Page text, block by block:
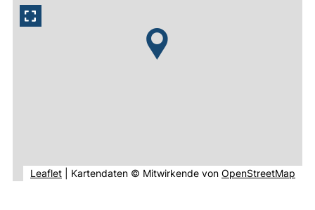
Leaflet(externer Link, öffnet neues Fenster).
Kartendaten © Mitwirkende von OpenStreetMap